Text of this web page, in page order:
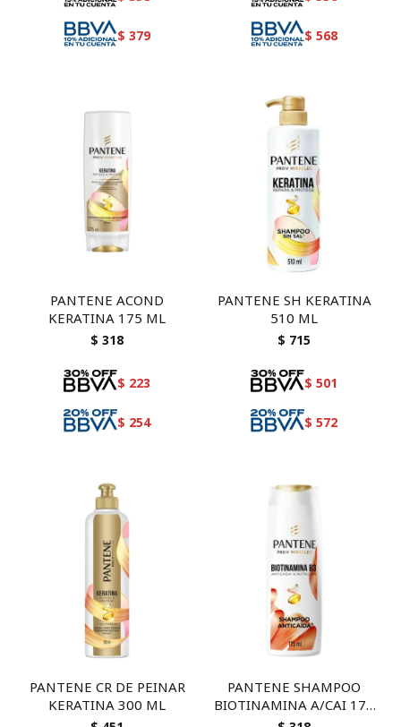
$ 379 $ 568
PANTENE ACOND
KERATINA 175 ML
$ 318
$ 223
$ 254
PANTENE SH KERATINA
510 ML
$ 715
$ 501
$ 572
PANTENE CR DE PEINAR
KERATINA 300 ML
PANTENE SHAMPOO
BIOTINAMINA A/CAI 175
ML